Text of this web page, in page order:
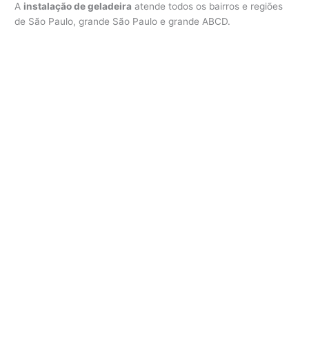
A instalação de geladeira atende todos os bairros e regiões
de São Paulo, grande São Paulo e grande ABCD.